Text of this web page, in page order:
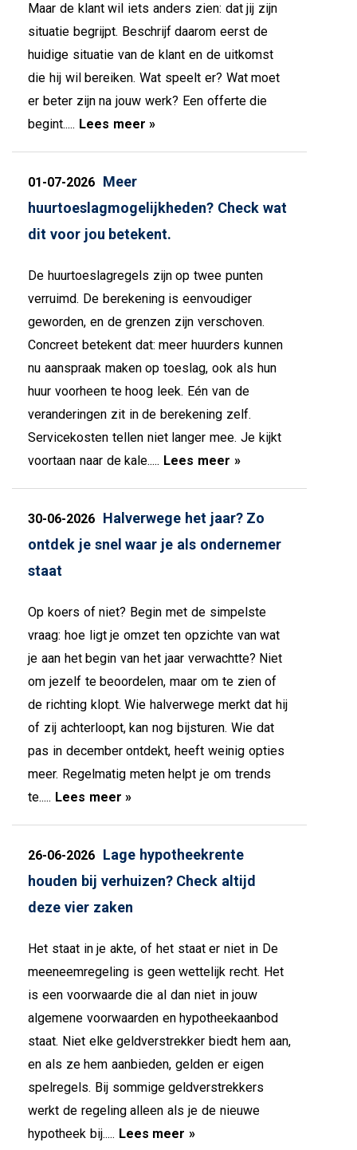
Maar de klant wil iets anders zien: dat jij zijn
situatie begrijpt. Beschrijf daarom eerst de
huidige situatie van de klant en de uitkomst
die hij wil bereiken. Wat speelt er? Wat moet
er beter zijn na jouw werk? Een offerte die
begint..... Lees meer »
01-07-2026 Meer
huurtoeslagmogelijkheden? Check wat
dit voor jou betekent.
De huurtoeslagregels zijn op twee punten
verruimd. De berekening is eenvoudiger
geworden, en de grenzen zijn verschoven.
Concreet betekent dat: meer huurders kunnen
nu aanspraak maken op toeslag, ook als hun
huur voorheen te hoog leek. Eén van de
veranderingen zit in de berekening zelf.
Servicekosten tellen niet langer mee. Je kijkt
voortaan naar de kale..... Lees meer »
30-06-2026 Halverwege het jaar? Zo
ontdek je snel waar je als ondernemer
staat
Op koers of niet? Begin met de simpelste
vraag: hoe ligt je omzet ten opzichte van wat
je aan het begin van het jaar verwachtte? Niet
om jezelf te beoordelen, maar om te zien of
de richting klopt. Wie halverwege merkt dat hij
of zij achterloopt, kan nog bijsturen. Wie dat
pas in december ontdekt, heeft weinig opties
meer. Regelmatig meten helpt je om trends
te..... Lees meer »
26-06-2026 Lage hypotheekrente
houden bij verhuizen? Check altijd
deze vier zaken
Het staat in je akte, of het staat er niet in De
meeneemregeling is geen wettelijk recht. Het
is een voorwaarde die al dan niet in jouw
algemene voorwaarden en hypotheekaanbod
staat. Niet elke geldverstrekker biedt hem aan,
en als ze hem aanbieden, gelden er eigen
spelregels. Bij sommige geldverstrekkers
werkt de regeling alleen als je de nieuwe
hypotheek bij..... Lees meer »